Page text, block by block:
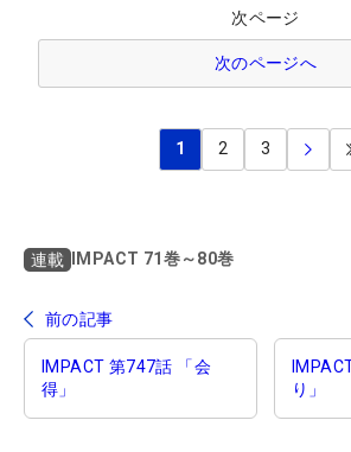
次ページ
次のページへ
1 2 3
連載 IMPACT 71巻～80巻
前の記事
IMPACT 第747話 「会
得」
り」